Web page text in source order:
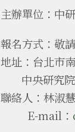
主辦單位：
報名方式： 敬
地址：台北市
中央研究院
聯絡人：林淑
E-mail：